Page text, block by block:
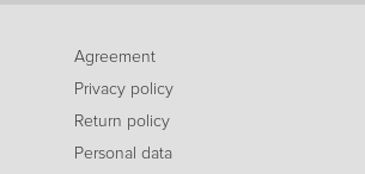
-75%
NARUTO SHIPPUDEN: Ultimate Ninja STORM 3 Full Burst HD295c
Agreement
Privacy policy
Return policy
Personal data